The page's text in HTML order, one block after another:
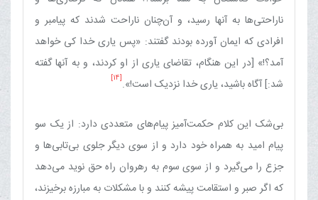
ناراحتی‌ها به آنها رسید، و آن‌چنان ناراحت شدند که پیامبر و
افرادی که ایمان آورده بودند گفتند: «پس یاری خدا کی خواهد
آمد؟!» [در این هنگام، تقاضای یاری از او کردند، و به آنها گفته
شد:] آگاه باشید، یاری خدا نزدیک است!».[14]
بی‌شک این کلام حکمت‌آمیز پیام‌های متعددی دارد: از یک سو
پیام امید به همراه خود دارد و از سوی دیگر جلوی بی‌تابی‌ها و
جزع را می‌گیرد و از سوی سوم به رهروان راه حق نوید می‌دهد
که اگر صبر و استقامت پیشه کنند و با مشکلات به مبارزه برخیزند،